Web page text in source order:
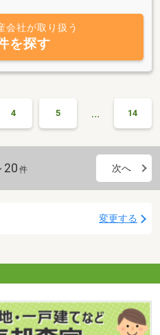
会社が取り扱う
を探す
4 5 … 14
20 件 次へ
変更する